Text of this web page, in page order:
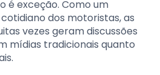
é exceção. Como um
dos motoristas, as
vezes geram discussões
mídias tradicionais quanto